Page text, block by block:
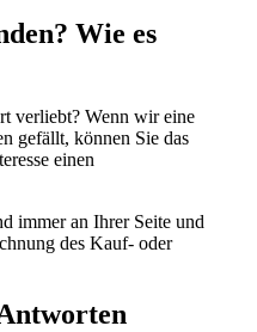
Wie es
verliebt? Wenn wir eine
gefällt, können Sie das
einen
immer an Ihrer Seite und
des Kauf- oder